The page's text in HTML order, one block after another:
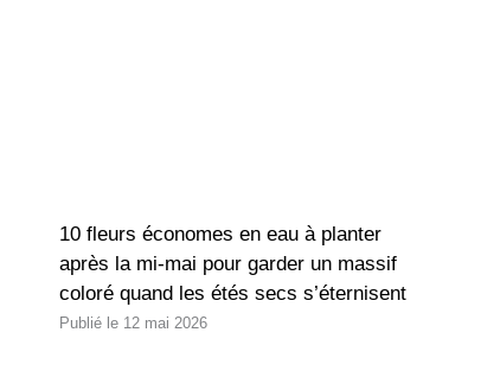
10 fleurs économes en eau à planter
après la mi-mai pour garder un massif
coloré quand les étés secs s’éternisent
12 mai 2026